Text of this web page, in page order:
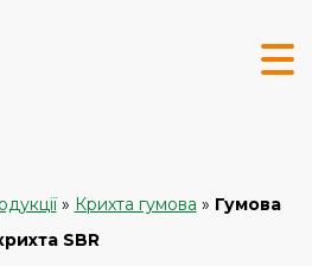
» Крихта гумова » Гумова
SBR